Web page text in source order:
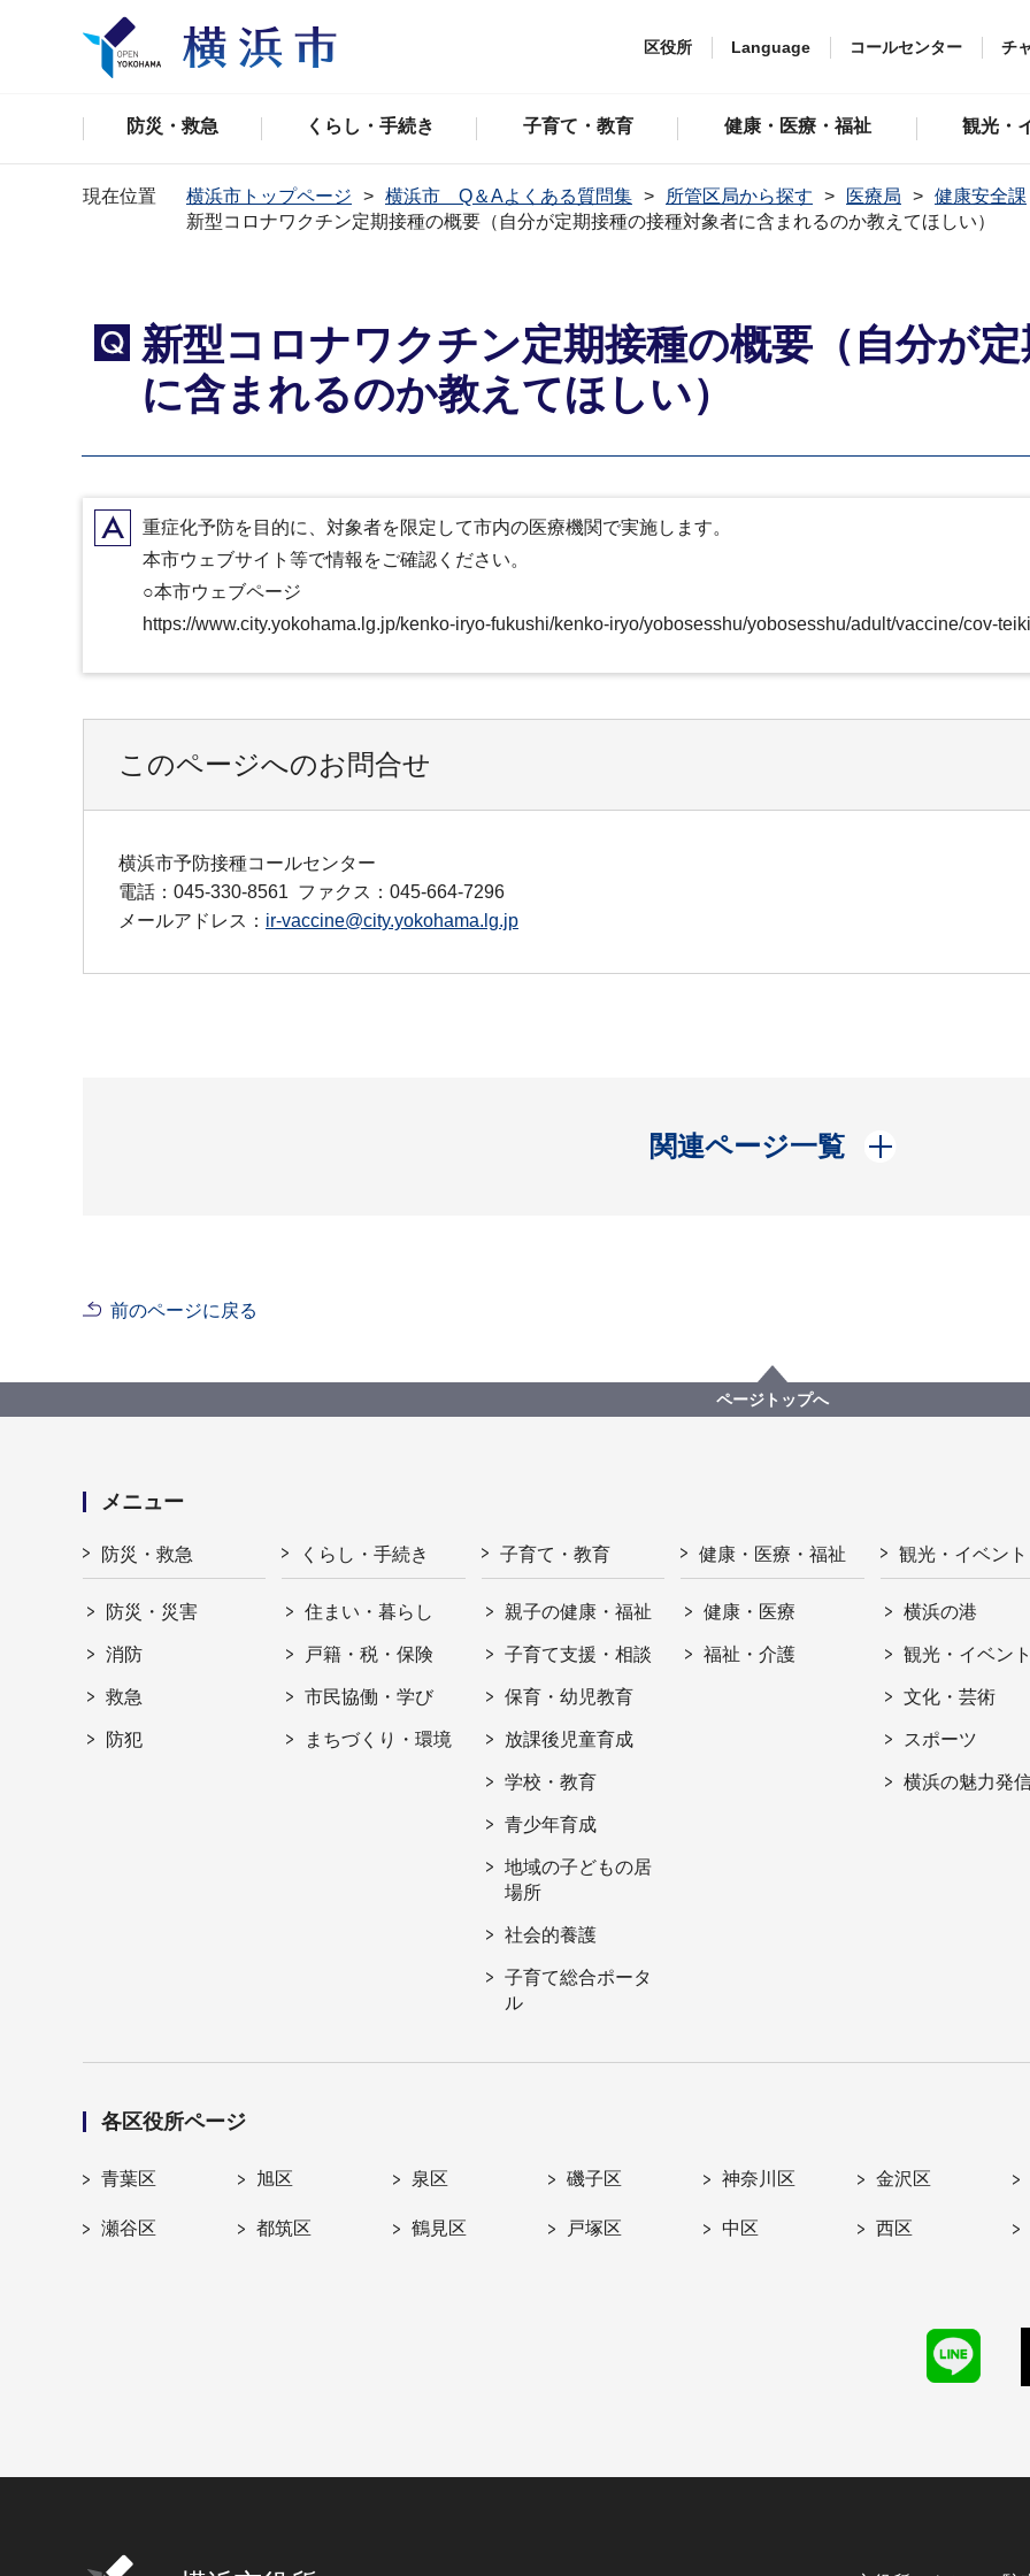
区役所 Language コールセンター チ
防災・救急 くらし・手続き 子育て・教育 健康・医療・福祉 観光・
現在位置 横浜市トップページ 横浜市 Q＆Aよくある質問集 所管区局から探す 医療局
健康安全課
新型コロナワクチン定期接種の概要（自分が定期接種の接種対象者に含まれるのか教えてほしい）
Q
新型コロナワクチン定期接種の概要（自分が
に含まれるのか教えてほしい）
A重症化予防を目的に、対象者を限定して市内の医療機関で実施します。
本市ウェブサイト等で情報をご確認ください。
○本市ウェブページ
https://www.city.yokohama.lg.jp/kenko-iryo-fukushi/kenko-iryo/yobosesshu/yobosesshu/adult/vaccine/cov-
このページへのお問合せ
横浜市予防接種コールセンター
電話：045-330-8561 ファクス：045-664-7296
メールアドレス： ir-vaccine@city.yokohama.lg.jp
関連ページ一覧
開く
前のページに戻る
ページトップへ
メニュー
防災・救急
防災・災害
消防
救急
防犯
くらし・手続き
住まい・暮らし
戸籍・税・保険
市民協働・学び
まちづくり・環境
子育て・教育
親子の健康・福祉
子育て支援・相談
保育・幼児教育
放課後児童育成
学校・教育
青少年育成
地域の子どもの居
場所
社会的養護
子育て総合ポータ
ル
健康・医療・福祉
健康・医療
福祉・介護
観光・イベント
横浜の港
観光・イベント
文化・芸術
スポーツ
横浜の魅力発
各区役所ページ
青葉区 旭区 泉区 磯子区 神奈川区 金沢区
瀬谷区 都筑区 鶴見区 戸塚区 中区 西区